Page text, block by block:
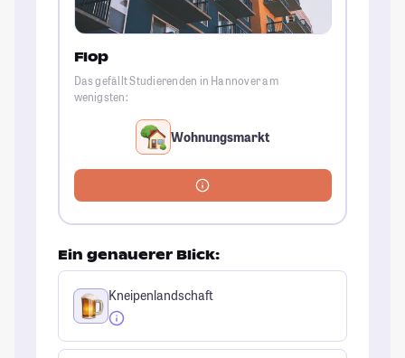
Flop
Das gefällt Studierenden in Hannover am
wenigsten:
Wohnungsmarkt
Ein genauerer Blick:
Kneipenlandschaft